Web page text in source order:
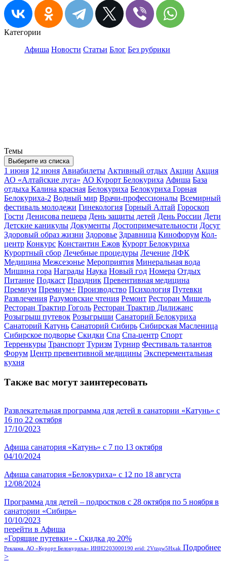
Категории
Афиша Новости Статьи Блог Без рубрики
Темы
Выберите из списка
1 июня 12 июня Авиабилеты Активный отдых Акции Акция
АО «Алтайские луга» АО Курорт Белокуриха Афиша База
отдыха Калина красная Белокуриха Белокуриха Горная
Белокуриха-2 Водный мир Врачи-профессионалы Всемирный
фестиваль молодежи Гинекология Горный Алтай Гороскоп
Гости Денисова пещера День защиты детей День России Дети
Детские каникулы Документы Достопримечательности Досуг
Здоровый образ жизни Здоровье Здравница Кинофорум Кол-
центр Конкурс Константин Ежов Курорт Белокуриха
Курортный сбор Лечебные процедуры Лечение ЛФК
Медицина Межсезонье Мероприятия Минеральная вода
Мишина гора Награды Наука Новый год Номера Отдых
Питание Подкаст Праздник Превентивная медицина
Премиум Премиум+ Производство Психология Путевки
Развлечения Разумовские чтения Ремонт Ресторан Мишель
Ресторан Трактир Гоголь Ресторан Трактир Дилижанс
Розыгрыш путевок Розыгрыши Санаторий Белокуриха
Санаторий Катунь Санаторий Сибирь Сибирская Масленица
Сибирское подворье Скидки Спа Спа-центр Спорт
Терренкуры Транспорт Туризм Турнир Фестиваль талантов
Форум Центр превентивной медицины Эксперементальная
кухня
Также вас могут заинтересовать
Развлекательная программа для детей в санатории «Катунь» с
16 по 22 октября
17/10/2023
Афиша санатория «Катунь» с 7 по 13 октября
04/10/2024
Афиша санатория «Белокуриха» с 12 по 18 августа
12/08/2024
Программа для детей – подростков с 28 октября по 5 ноября в
санатории «Сибирь»
10/10/2023
перейти в Афиша
«Горящие путевки» - Скидка до 20%
Реклама. АО «Курорт Белокуриха» ИНН2203000190 erid: 2Vtzqw5Hxak Подробнее
>